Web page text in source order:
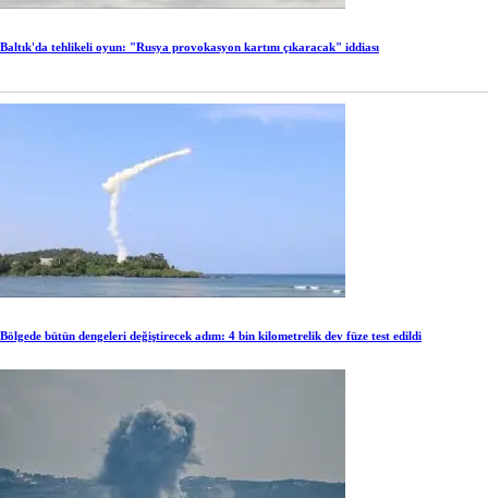
Baltık'da tehlikeli oyun: "Rusya provokasyon kartını çıkaracak" iddiası
Bölgede bütün dengeleri değiştirecek adım: 4 bin kilometrelik dev füze test edildi